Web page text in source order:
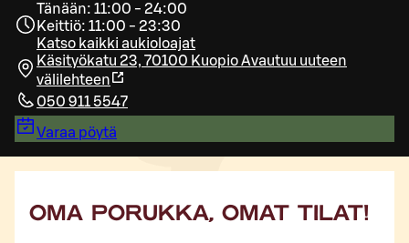
Tänään: 11:00 - 24:00
Keittiö: 11:00 - 23:30
Katso kaikki aukioloajat
Käsityökatu 23, 70100 KuopioAvautuu uuteen
välilehteen
050 911 5547
Varaa pöytä
OMA PORUKKA, OMAT TILAT!